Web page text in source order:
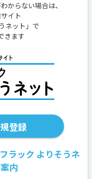
からない場合は、
イト
ネット」で
きます
登録
ラック よりそうネ
内